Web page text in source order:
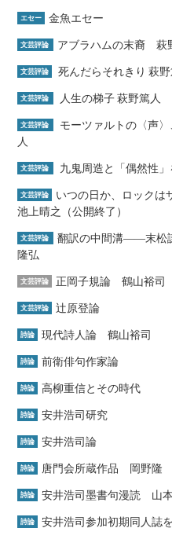
エセー 金魚エセー
文芸評論 アブラハムの末裔 萩
文芸評論 死んだらそれきり 萩
文芸評論 人生の梯子 萩野篤人
文芸評論
モーツァルトの〈声
人
文芸評論 九鬼周造と「偶然性
文芸評論
いつの日か、ロック
池上晴之（公開終了）
文芸評論
翻訳の中間溝――末松
隆弘
文芸評論 正岡子規論 鶴山裕司
文芸評論 辻原登論
詩論 現代詩人論 鶴山裕司
詩論 前衛俳句作家論
詩論 高柳重信とその時代
詩論 安井浩司研究
詩論 安井浩司論
詩論 唐門会所蔵作品 岡野隆
詩論 安井浩司墨書句漫読 山
詩論 安井浩司参加初期同人誌